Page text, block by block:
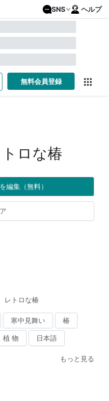
SNS ヘルプ
無料会員登録
ロな椿
編集（無料）
レトロな椿
寒中見舞い 椿
植 物 日本語
もっと見る